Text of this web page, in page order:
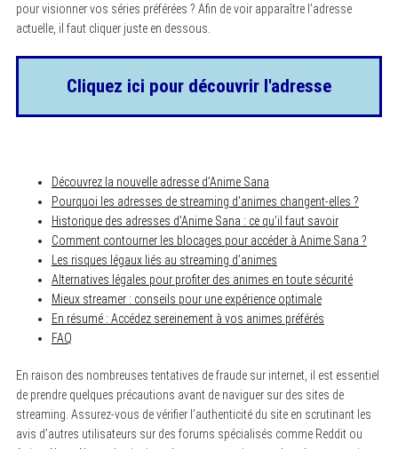
pour visionner vos séries préférées ? Afin de voir apparaître l’adresse
actuelle, il faut cliquer juste en dessous.
Cliquez ici pour découvrir l'adresse
Découvrez la nouvelle adresse d’Anime Sana
Pourquoi les adresses de streaming d’animes changent-elles ?
Historique des adresses d’Anime Sana : ce qu’il faut savoir
Comment contourner les blocages pour accéder à Anime Sana ?
Les risques légaux liés au streaming d’animes
Alternatives légales pour profiter des animes en toute sécurité
Mieux streamer : conseils pour une expérience optimale
En résumé : Accédez sereinement à vos animes préférés
FAQ
En raison des nombreuses tentatives de fraude sur internet, il est essentiel
de prendre quelques précautions avant de naviguer sur des sites de
streaming. Assurez-vous de vérifier l’authenticité du site en scrutinant les
avis d’autres utilisateurs sur des forums spécialisés comme Reddit ou